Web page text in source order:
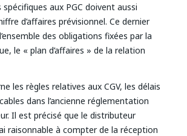
aux PGC doivent aussi
d’affaires prévisionnel. Ce dernier
des obligations fixées par la
le « plan d’affaires » de la relation
les règles relatives aux CGV, les délais
dans l’ancienne réglementation
Il est précisé que le distributeur
raisonnable à compter de la réception